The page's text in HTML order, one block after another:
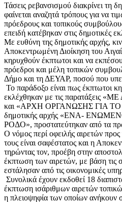
Τάσεις ρεβανσισμού διακρίνει τη
φαίνεται αναζητά τρόπους για να
πρόεδρους και τοπικούς
επειδή κατέβηκαν στις δημοτικές
Με ευθύνη της δημοτικής αρχής,
Αποκεντρωμένη Διοίκηση του
κηρυχθούν έκπτωτοι και να
πρόεδροι και μέλη τοπικών
Δήμο και τη ΔΕΥΑΡ, ποσού που
Το παράδοξο είναι πως έκπτωτοι
εκλέχθηκαν με τις
και «ΑΡΧΗ ΟΡΓΑΝΩΣΗΣ ΓΙΑ ΤΟ
δημοτικής αρχής «ΕΝΑ-
ΡΟΔΟ», προστατεύτηκαν από τα
Ο νόμος περί οφειλής αιρετών προς
τους είναι σαφέστατος και η
τηρώντας τον, προέβη στην
έκπτωση των αιρετών, με βάση τις
εστάλησαν από τις οικονομικές
Συνολικά έχουν εκδοθεί 18
έκπτωση ισάριθμων αιρετών
η πλειοψηφία των οποίων ανήκουν